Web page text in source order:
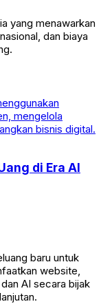
yang menawarkan
dan biaya
di Era AI
baru untuk
website,
AI secara bijak